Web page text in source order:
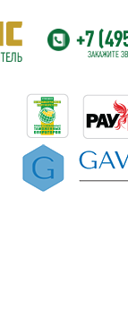
+7
ЗАКАЖИТЕ